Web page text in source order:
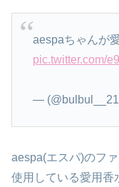
aespaちゃんが
pic.twitter.com/
—
aespa(エスパ)のフ
使用している愛用香